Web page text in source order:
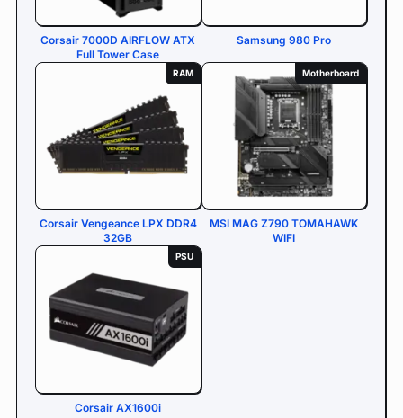
Corsair 7000D AIRFLOW ATX
Full Tower Case
Samsung 980 Pro
RAM
Corsair Vengeance LPX DDR4
32GB
Motherboard
MSI MAG Z790 TOMAHAWK
WIFI
PSU
Corsair AX1600i